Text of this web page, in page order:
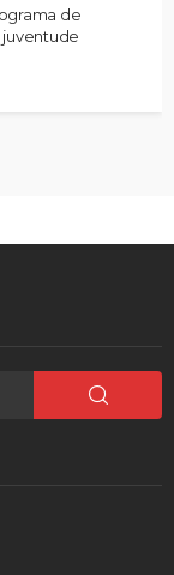
de
juventude